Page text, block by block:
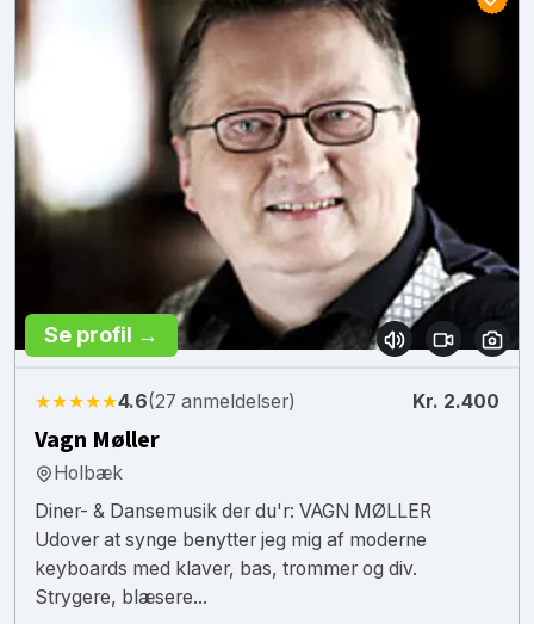
Se profil →
★★★★★4.6(27 anmeldelser) Kr. 2.400
Vagn Møller
Holbæk
Diner- & Dansemusik der du'r: VAGN MØLLER
Udover at synge benytter jeg mig af moderne
keyboards med klaver, bas, trommer og div.
Strygere, blæsere...